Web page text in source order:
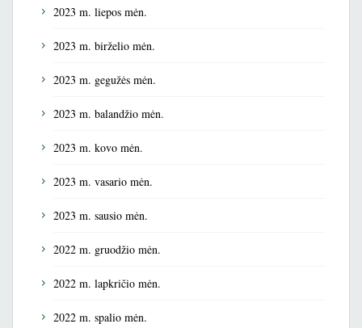
2023 m. liepos mėn.
2023 m. birželio mėn.
2023 m. gegužės mėn.
2023 m. balandžio mėn.
2023 m. kovo mėn.
2023 m. vasario mėn.
2023 m. sausio mėn.
2022 m. gruodžio mėn.
2022 m. lapkričio mėn.
2022 m. spalio mėn.